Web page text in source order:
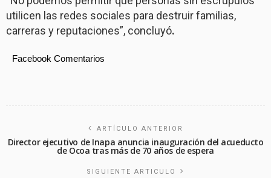
utilicen las redes sociales para destruir familias,
carreras y reputaciones”, concluyó.
Facebook Comentarios
ARTÍCULO ANTERIOR
Director ejecutivo de Inapa anuncia inauguración del acueducto
de Ocoa tras más de 70 años de espera
SIGUIENTE ARTICULO